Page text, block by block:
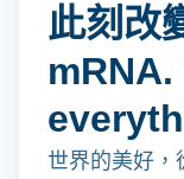
此刻改
世界的美好，